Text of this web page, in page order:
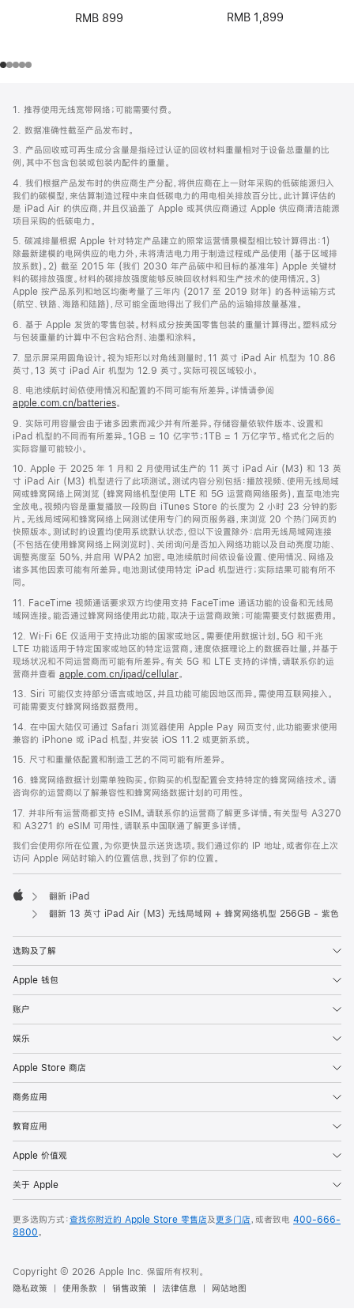
RMB 899 RMB 1,899
页
页
脚
注
1. 推荐使用无线宽带网络；可能需要付费。
2. 数据准确性截至产品发布时。
3. 产品回收或可再生成分含量是指经过认证的回收材料重量相对于设备总重量的比
例，其中不包含包装或包装内配件的重量。
4. 我们根据产品发布时的供应商生产分配，将供应商在上一财年采购的低碳能源归入
我们的碳模型，来估算制造过程中来自低碳电力的用电相关排放百分比。此计算评估的
是 iPad Air 的供应商，并且仅涵盖了 Apple 或其供应商通过 Apple 供应商清洁能源
项目采购的低碳电力。
5. 碳减排量根据 Apple 针对特定产品建立的照常运营情景模型相比较计算得出：1)
除最新建模的电网供应的电力外，未将清洁电力用于制造过程或产品使用 (基于区域排
放系数)。2) 截至 2015 年 (我们 2030 年产品碳中和目标的基准年) Apple 关键材
料的碳排放强度。材料的碳排放强度能够反映回收材料和生产技术的使用情况。3)
Apple 按产品系列和地区均衡考量了三年内 (2017 至 2019 财年) 的各种运输方式
(航空、铁路、海路和陆路)，尽可能全面地得出了我们产品的运输排放量基准。
6. 基于 Apple 发货的零售包装。材料成分按美国零售包装的重量计算得出。塑料成分
与包装重量的计算中不包含粘合剂、油墨和涂料。
7. 显示屏采用圆角设计。视为矩形以对角线测量时，11 英寸 iPad Air 机型为 10.86
英寸，13 英寸 iPad Air 机型为 12.9 英寸。实际可视区域较小。
8. 电池续航时间依使用情况和配置的不同可能有所差异。详情请参阅
apple.com.cn/batteries。
9. 实际可用容量会由于诸多因素而减少并有所差异。存储容量依软件版本、设置和
iPad 机型的不同而有所差异。1GB = 10 亿字节；1TB = 1 万亿字节。格式化之后的
实际容量可能较小。
10. Apple 于 2025 年 1 月和 2 月使用试生产的 11 英寸 iPad Air (M3) 和 13 英
寸 iPad Air (M3) 机型进行了此项测试。测试内容分别包括：播放视频、使用无线局域
网或蜂窝网络上网浏览 (蜂窝网络机型使用 LTE 和 5G 运营商网络服务)，直至电池完
全放电。视频内容是重复播放一段购自 iTunes Store 的长度为 2 小时 23 分钟的影
片。无线局域网和蜂窝网络上网测试使用专门的网页服务器，来浏览 20 个热门网页的
快照版本。测试时的设置均使用系统默认状态，但以下设置除外：启用无线局域网连接
(不包括在使用蜂窝网络上网浏览时)、关闭询问是否加入网络功能以及自动亮度功能、
调整亮度至 50%，并启用 WPA2 加密。电池续航时间依设备设置、使用情况、网络及
诸多其他因素可能有所差异。电池测试使用特定 iPad 机型进行；实际结果可能有所不
同。
11. FaceTime 视频通话要求双方均使用支持 FaceTime 通话功能的设备和无线局
域网连接。能否通过蜂窝网络使用此功能，取决于运营商政策；可能需要支付数据费用。
12. Wi‑Fi 6E 仅适用于支持此功能的国家或地区。需要使用数据计划。5G 和千兆
LTE 功能适用于特定国家或地区的特定运营商。速度依据理论上的数据吞吐量，并基于
现场状况和不同运营商而可能有所差异。有关 5G 和 LTE 支持的详情，请联系你的运
营商并查看 apple.com.cn/ipad/cellular。
13. Siri 可能仅支持部分语言或地区，并且功能可能因地区而异。需使用互联网接入。
可能需要支付蜂窝网络数据费用。
14. 在中国大陆仅可通过 Safari 浏览器使用 Apple Pay 网页支付，此功能要求使用
兼容的 iPhone 或 iPad 机型，并安装 iOS 11.2 或更新系统。
15. 尺寸和重量依配置和制造工艺的不同可能有所差异。
16. 蜂窝网络数据计划需单独购买。你购买的机型配置会支持特定的蜂窝网络技术。请
咨询你的运营商以了解兼容性和蜂窝网络数据计划的可用性。
17. 并非所有运营商都支持 eSIM。请联系你的运营商了解更多详情。有关型号 A3270
和 A3271 的 eSIM 可用性，请联系中国联通了解更多详情。
我们会使用你所在位置，为你更快显示送货选项。我们通过你的 IP 地址，或者你在上次
访问 Apple 网站时输入的位置信息，找到了你的位置。
Apple
翻新 iPad
翻新 13 英寸 iPad Air (M3) 无线局域网 + 蜂窝网络机型 256GB - 紫色
选购及了解
Apple 钱包
账户
娱乐
Apple Store 商店
商务应用
教育应用
Apple 价值观
关于 Apple
更多选购方式：查找你附近的 Apple Store 零售店及更多门店，或者致电 400-666-
8800。
Copyright © 2026 Apple Inc. 保留所有权利。
隐私政策
使用条款 销售政策 法律信息 网站地图